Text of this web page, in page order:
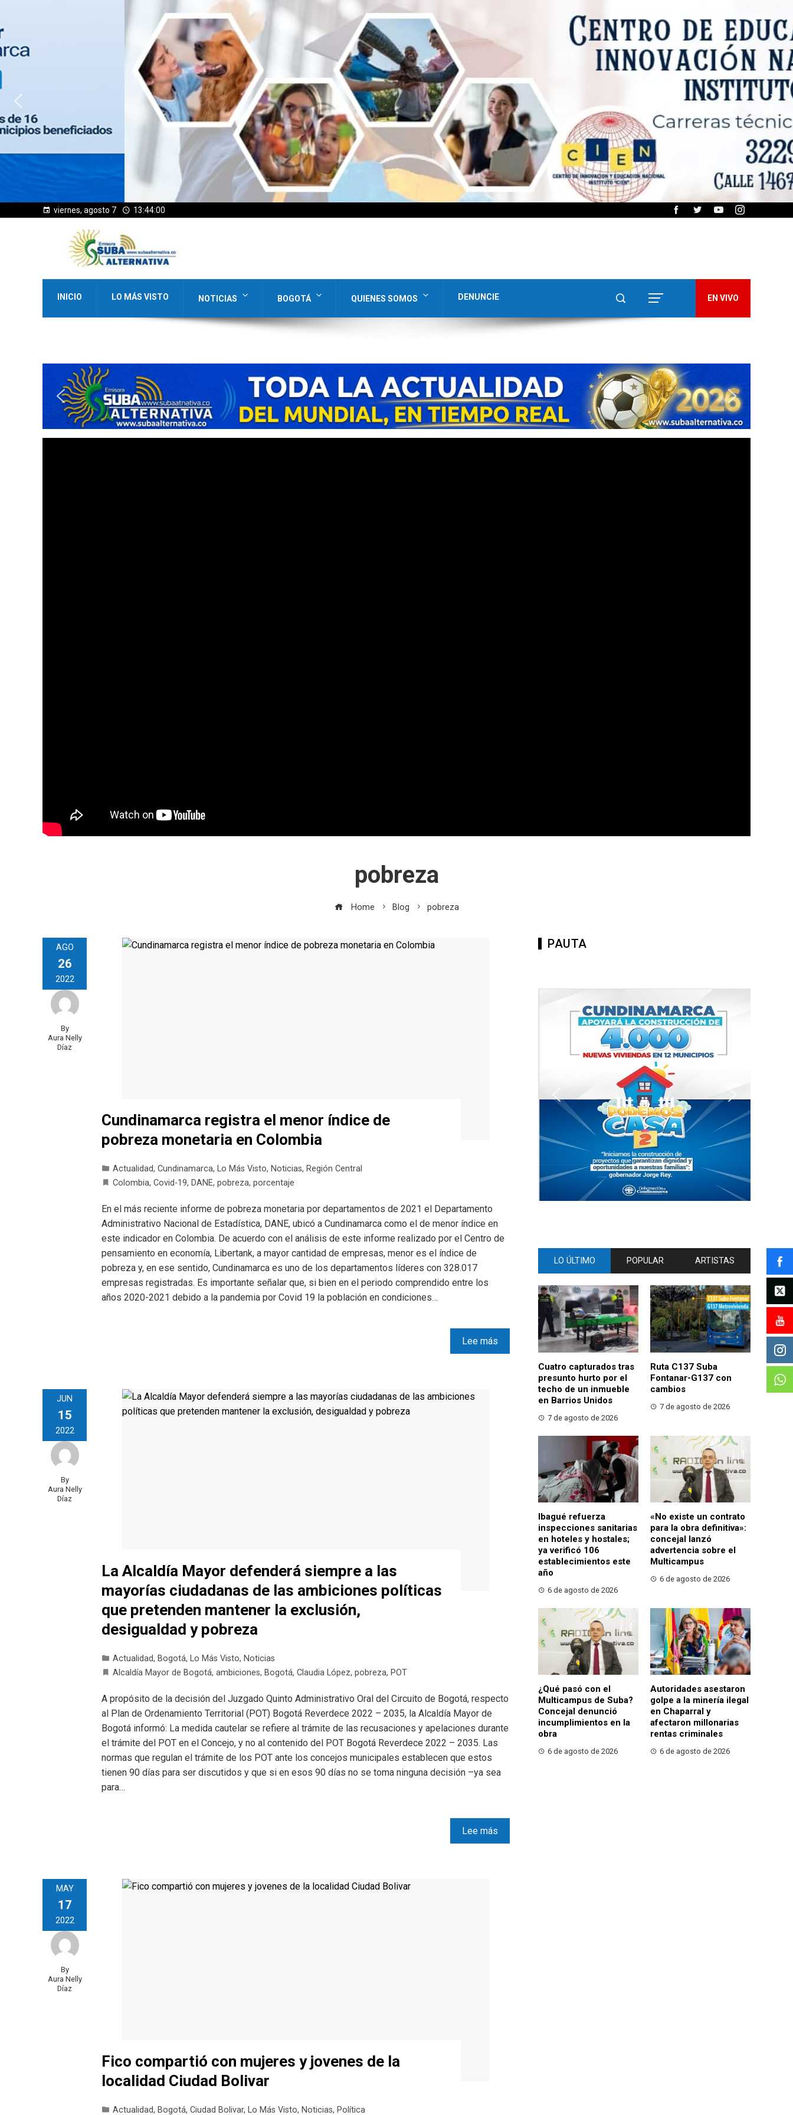
viernes, agosto 7 13:44:01
INICIO LO MÁS VISTO NOTICIAS BOGOTÁ QUIENES SOMOS DENUNCIE EN VIVO
pobreza
Home Blog pobreza
AGO
26
2022
By
Aura Nelly
Díaz
Cundinamarca registra el menor índice de
pobreza monetaria en Colombia
Actualidad, Cundinamarca, Lo Más Visto, Noticias, Región Central
Colombia, Covid-19, DANE, pobreza, porcentaje
En el más reciente informe de pobreza monetaria por departamentos de 2021 el Departamento
Administrativo Nacional de Estadística, DANE, ubicó a Cundinamarca como el de menor índice en
este indicador en Colombia. De acuerdo con el análisis de este informe realizado por el Centro de
pensamiento en economía, Libertank, a mayor cantidad de empresas, menor es el índice de
pobreza y, en ese sentido, Cundinamarca es uno de los departamentos líderes con 328.017
empresas registradas. Es importante señalar que, si bien en el periodo comprendido entre los
años 2020-2021 debido a la pandemia por Covid 19 la población en condiciones…
Lee más
JUN
15
2022
By
Aura Nelly
Díaz
La Alcaldía Mayor defenderá siempre a las
mayorías ciudadanas de las ambiciones políticas
que pretenden mantener la exclusión,
desigualdad y pobreza
Actualidad, Bogotá, Lo Más Visto, Noticias
Alcaldía Mayor de Bogotá, ambiciones, Bogotá, Claudia López, pobreza, POT
A propósito de la decisión del Juzgado Quinto Administrativo Oral del Circuito de Bogotá, respecto
al Plan de Ordenamiento Territorial (POT) Bogotá Reverdece 2022 – 2035, la Alcaldía Mayor de
Bogotá informó: La medida cautelar se refiere al trámite de las recusaciones y apelaciones durante
el trámite del POT en el Concejo, y no al contenido del POT Bogotá Reverdece 2022 – 2035. Las
normas que regulan el trámite de los POT ante los concejos municipales establecen que estos
tienen 90 días para ser discutidos y que si en esos 90 días no se toma ninguna decisión –ya sea
para…
Lee más
MAY
17
2022
By
Aura Nelly
Díaz
Fico compartió con mujeres y jovenes de la
localidad Ciudad Bolivar
Actualidad, Bogotá, Ciudad Bolivar, Lo Más Visto, Noticias, Política
PAUTA
LO ÚLTIMO POPULAR ARTISTAS
Cuatro capturados tras
presunto hurto por el
techo de un inmueble
en Barrios Unidos
7 de agosto de 2026
Ruta C137 Suba
Fontanar-G137 con
cambios
7 de agosto de 2026
Ibagué refuerza
inspecciones sanitarias
en hoteles y hostales;
ya verificó 106
establecimientos este
año
6 de agosto de 2026
«No existe un contrato
para la obra definitiva»:
concejal lanzó
advertencia sobre el
Multicampus
6 de agosto de 2026
¿Qué pasó con el
Multicampus de Suba?
Concejal denunció
incumplimientos en la
obra
6 de agosto de 2026
Autoridades asestaron
golpe a la minería ilegal
en Chaparral y
afectaron millonarias
rentas criminales
6 de agosto de 2026